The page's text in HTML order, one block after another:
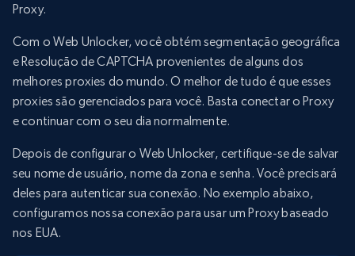
Proxy.
Com o Web Unlocker, você obtém segmentação geográfica
e Resolução de CAPTCHA provenientes de alguns dos
melhores proxies do mundo. O melhor de tudo é que esses
proxies são gerenciados para você. Basta conectar o Proxy
e continuar com o seu dia normalmente.
Depois de configurar o Web Unlocker, certifique-se de salvar
seu nome de usuário, nome da zona e senha. Você precisará
deles para autenticar sua conexão. No exemplo abaixo,
configuramos nossa conexão para usar um Proxy baseado
nos EUA.